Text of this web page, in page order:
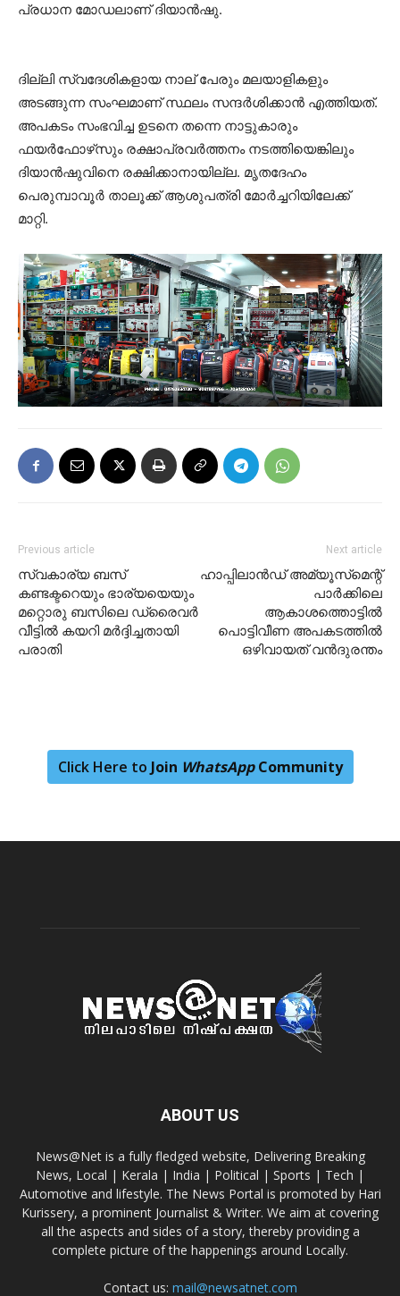
പ്രധാന മോഡലാണ് ദിയാന്‍ഷു.
ദില്ലി സ്വദേശികളായ നാല് പേരും മലയാളികളും
അടങ്ങുന്ന സംഘമാണ് സ്ഥലം സന്ദർശിക്കാൻ എത്തിയത്.
അപകടം സംഭവിച്ച ഉടനെ തന്നെ നാട്ടുകാരും
ഫയർഫോഴ്‌സും രക്ഷാപ്രവർത്തനം നടത്തിയെങ്കിലും
ദിയാന്‍ഷുവിനെ രക്ഷിക്കാനായില്ല. മൃതദേഹം
പെരുമ്പാവൂര്‍ താലൂക്ക് ആശുപത്രി മോര്‍ച്ചറിയിലേക്ക്
മാറ്റി.
Previous article
സ്വകാര്യ ബസ്
കണ്ടക്ടറെയും ഭാര്യയെയും
മറ്റൊരു ബസിലെ ഡ്രൈവർ
വീട്ടിൽ കയറി മർദ്ദിച്ചതായി
പരാതി
Next article
ഹാപ്പിലാന്‍ഡ് അമ്യൂസ്‌മെന്റ്
പാര്‍ക്കിലെ
ആകാശത്തൊട്ടില്‍
പൊട്ടിവീണ അപകടത്തില്‍
ഒഴിവായത് വന്‍ദുരന്തം
Click Here to Join WhatsAppCommunity
ABOUT US
News@Net is a fully fledged website, Delivering Breaking
News, Local | Kerala | India | Political | Sports | Tech |
Automotive and lifestyle. The News Portal is promoted by Hari
Kurissery, a prominent Journalist & Writer. We aim at covering
all the aspects and sides of a story, thereby providing a
complete picture of the happenings around Locally.
Contact us: mail@newsatnet.com